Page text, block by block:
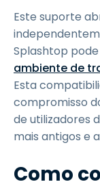
Este suporte
Splashtop
ambiente de
Esta
compromisso
de utilizadores
mais antigos e
Como